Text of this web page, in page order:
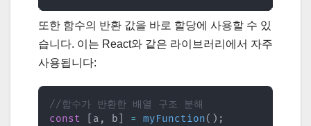
또한 함수의 반환 값을 바로 할당에 사용할 수 있
습니다. 이는 React와 같은 라이브러리에서 자주
사용됩니다:
//함수가 반환한 배열 구조 분해
const
a , b = myFunction( ) ;